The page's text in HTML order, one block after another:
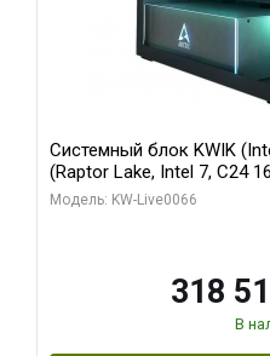
Системный блок KWIK
(Raptor Lake, Intel 7, C24
модуля)/ Gigabyte RTX5080
Модель: KW-Live0066
318
В